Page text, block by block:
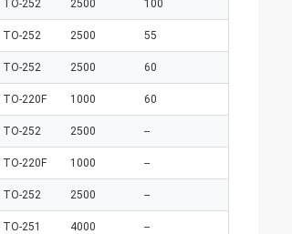
TO-252 2500 100
TO-252 2500 55
TO-252 2500 60
TO-220F 1000 60
TO-252 2500 --
TO-220F 1000 --
TO-252 2500 --
TO-251 4000 --